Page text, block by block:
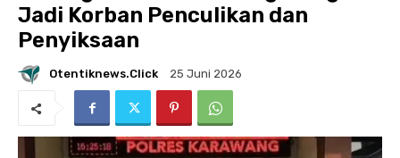
Jadi Korban Penculikan dan
Penyiksaan
Otentiknews.click 25 Juni 2026